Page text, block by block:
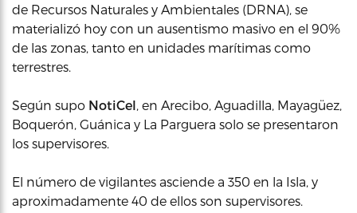
de Recursos Naturales y Ambientales (DRNA), se
materializó hoy con un ausentismo masivo en el 90%
de las zonas, tanto en unidades marítimas como
terrestres.
Según supo NotiCel , en Arecibo, Aguadilla, Mayagüez,
Boquerón, Guánica y La Parguera solo se presentaron
los supervisores.
El número de vigilantes asciende a 350 en la Isla, y
aproximadamente 40 de ellos son supervisores.